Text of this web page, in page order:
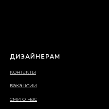
ДИЗАЙНЕРАМ
контакты
вакансии
сми о нас